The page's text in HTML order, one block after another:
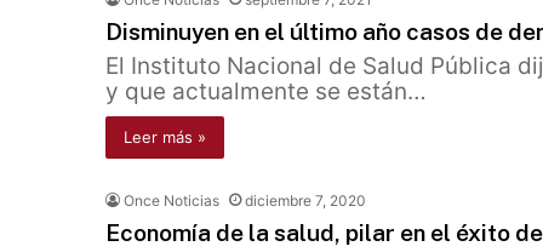
Disminuyen en el último año casos de
El Instituto Nacional de Salud Pública
y que actualmente se están…
Leer más »
Once Noticias diciembre 7, 2020
Economía de la salud, pilar en el éxito